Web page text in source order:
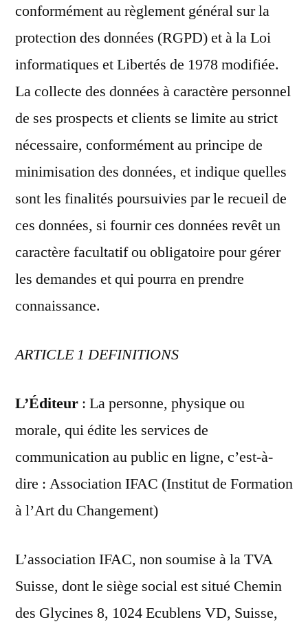
conformément au règlement général sur la
protection des données (RGPD) et à la Loi
informatiques et Libertés de 1978 modifiée.
La collecte des données à caractère personnel
de ses prospects et clients se limite au strict
nécessaire, conformément au principe de
minimisation des données, et indique quelles
sont les finalités poursuivies par le recueil de
ces données, si fournir ces données revêt un
caractère facultatif ou obligatoire pour gérer
les demandes et qui pourra en prendre
connaissance.
ARTICLE 1 DEFINITIONS
L’Éditeur : La personne, physique ou
morale, qui édite les services de
communication au public en ligne, c’est-à-
dire : Association IFAC (Institut de Formation
à l’Art du Changement)
L’association IFAC, non soumise à la TVA
Suisse, dont le siège social est situé Chemin
des Glycines 8, 1024 Ecublens VD, Suisse,